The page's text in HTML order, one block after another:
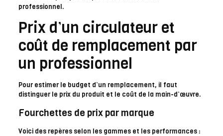
professionnel.
Prix d’un circulateur et
coût de remplacement par
un professionnel
Pour estimer le budget d’un remplacement, il faut
distinguer le prix du produit et le coût de la main-d’œuvre.
Fourchettes de prix par marque
Voici des repères selon les gammes et les performances :